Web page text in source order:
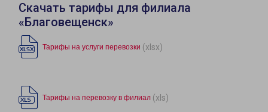
Скачать тарифы для филиала
«Благовещенск»
Тарифы на услуги перевозки (xlsx)
Тарифы на перевозку в филиал (xls)